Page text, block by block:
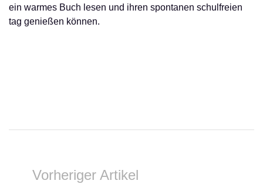
ein warmes Buch lesen und ihren spontanen schulfreien
tag genießen können.
Vorheriger Artikel